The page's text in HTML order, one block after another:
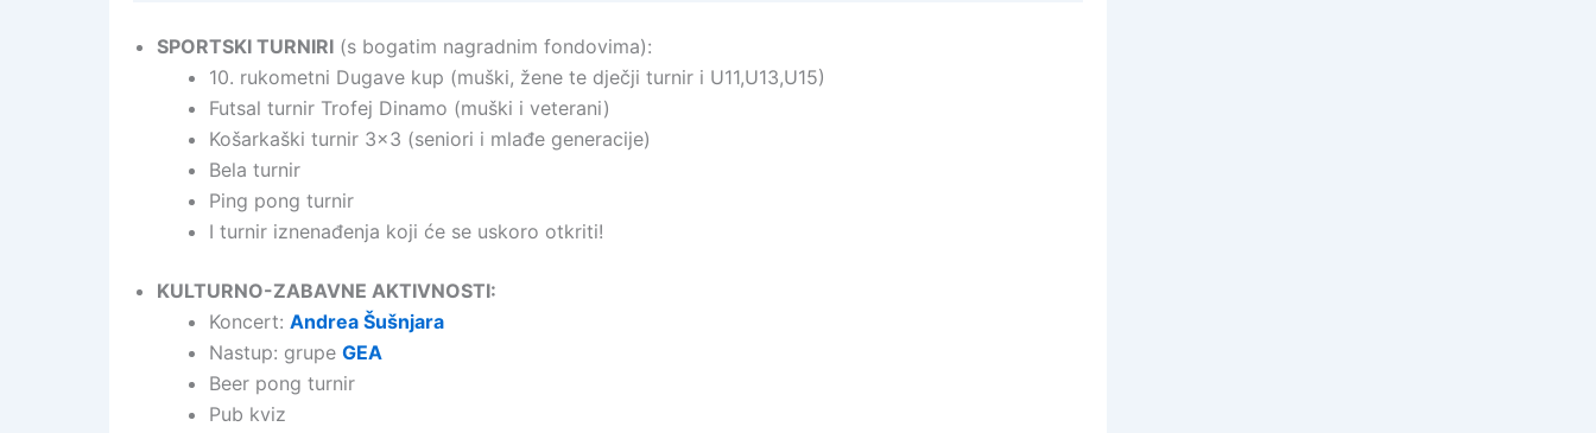
SPORTSKI TURNIRI (s bogatim nagradnim fondovima):
10. rukometni Dugave kup (muški, žene te dječji turnir i U11,U13,U15)
Futsal turnir Trofej Dinamo (muški i veterani)
Košarkaški turnir 3×3 (seniori i mlađe generacije)
Bela turnir
Ping pong turnir
I turnir iznenađenja koji će se uskoro otkriti!
KULTURNO-ZABAVNE AKTIVNOSTI:
Koncert: Andrea Šušnjara
Nastup: grupe GEA
Beer pong turnir
Pub kviz